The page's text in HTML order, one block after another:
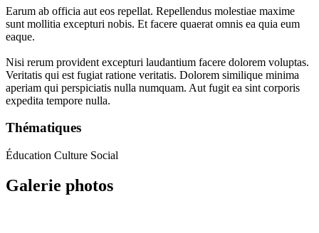
Earum ab officia aut eos repellat. Repellendus molestiae maxime
sunt mollitia excepturi nobis. Et facere quaerat omnis ea quia eum
eaque.
Nisi rerum provident excepturi laudantium facere dolorem voluptas.
Veritatis qui est fugiat ratione veritatis. Dolorem similique minima
aperiam qui perspiciatis nulla numquam. Aut fugit ea sint corporis
expedita tempore nulla.
Thématiques
Éducation Culture Social
Galerie photos